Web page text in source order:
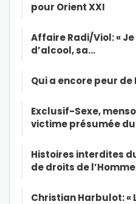
pour Orient XXI
Affaire Radi/Viol: «
d’alcool, sa…
Qui a encore peur
Exclusif-Sexe,
victime présumée
Histoires interdites
de droits de
Christian Harbulot: «